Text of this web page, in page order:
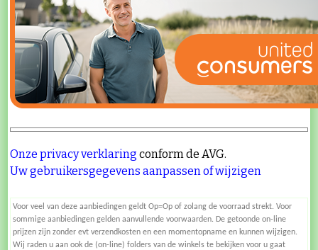
Onze privacy verklaring conform de AVG.
Uw gebruikersgegevens aanpassen of wijzigen
Voor veel van deze aanbiedingen geldt Op=Op of zolang de voorraad strekt. Voor
sommige aanbiedingen gelden aanvullende voorwaarden. De getoonde on-line
prijzen zijn zonder evt verzendkosten en een momentopname en kunnen wijzigen.
Wij raden u aan ook de (on-line) folders van de winkels te bekijken voor u gaat